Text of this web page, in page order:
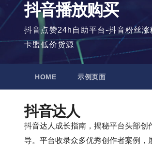
抖音播放购买
抖音点赞24h自助平台-抖音粉丝涨
卡盟低价货源
HOME 示例页面
抖音达人
抖音达人成长指南，揭秘平台头部
导。平台收录众多优秀创作者案例